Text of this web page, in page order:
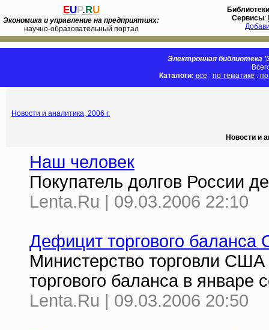
EUP.RU
Экономика и управление на предприятиях:
научно-образовательный портал
Библиотеки
Сервисы:
Электронная библиотека
Каталоги: все : по тематике :
Новости и аналитика, 2006 г.
Новости и
Наш человек
Покупатель долгов России
Lenta.Ru | 09.03.2006 22:10
Дефицит торгового
Министерство торговли
торгового баланса в
Lenta.Ru | 09.03.2006 20:50